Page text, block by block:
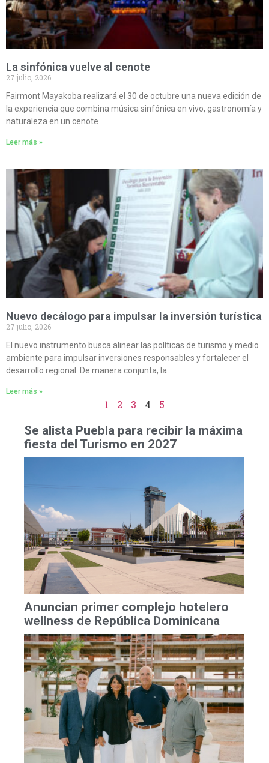
La sinfónica vuelve al cenote
27 julio, 2026
Fairmont Mayakoba realizará el 30 de octubre una nueva edición de
la experiencia que combina música sinfónica en vivo, gastronomía y
naturaleza en un cenote
Leer más »
Nuevo decálogo para impulsar la inversión turística
27 julio, 2026
El nuevo instrumento busca alinear las políticas de turismo y medio
ambiente para impulsar inversiones responsables y fortalecer el
desarrollo regional. De manera conjunta, la
Leer más »
1 2 3 4 5
Se alista Puebla para recibir la máxima
fiesta del Turismo en 2027
Anuncian primer complejo hotelero
wellness de República Dominicana